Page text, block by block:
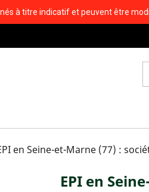
à titre indicatif et peuvent être
en Seine-et-Marne (77) :
EPI en